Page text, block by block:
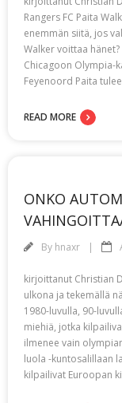
Rangers FC Paita
enemmän siitä, jos
Walker voittaa
Chicagoon Olympia-
Feyenoord Paita
READ MORE
ONKO
By hnaxr
kirjoittanut Christian
ulkona ja tekemällä
1980-luvulla, 90-
miehiä, jotka
ilmenee vain
luola -kuntosalillaan
kilpailivat Euroopan